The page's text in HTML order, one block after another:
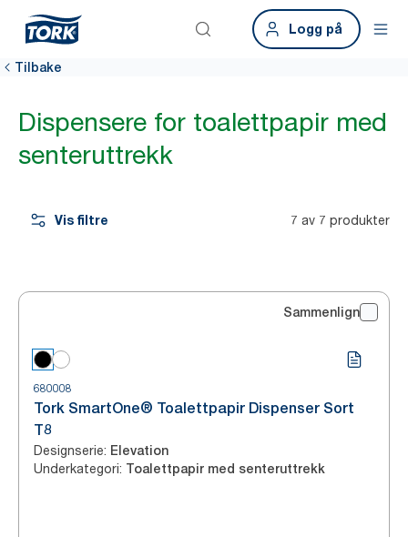
Logg på
Tilbake
Dispensere for toalettpapir med
senteruttrekk
Vis filtre 7 av 7 produkter
Sammenlign
680008
Tork SmartOne® Toalettpapir Dispenser Sort
T8
Designserie: Elevation
Underkategori: Toalettpapir med senteruttrekk